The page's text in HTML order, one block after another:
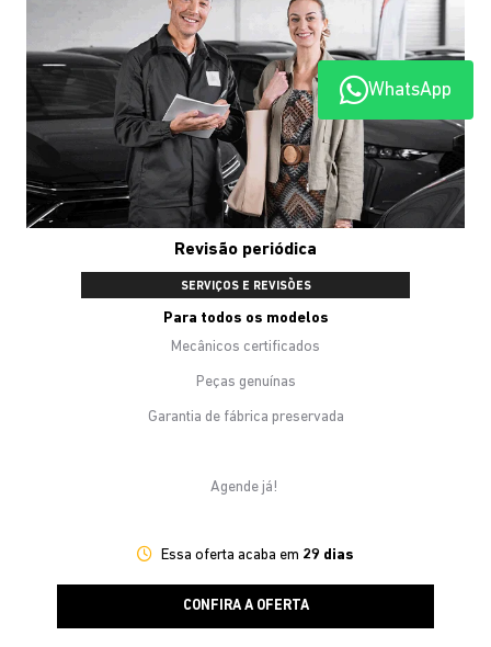
Revisão periódica
SERVIÇOS E REVISÕES
Para todos os modelos
Mecânicos certificados
Peças genuínas
Garantia de fábrica preservada
Agende já!
Essa oferta acaba em 29 dias
CONFIRA A OFERTA
WhatsApp